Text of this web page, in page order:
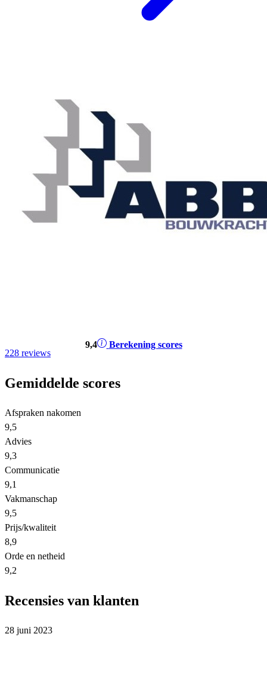
9,4
Berekening scores
228 reviews
Gemiddelde scores
Afspraken nakomen
9,5
Advies
9,3
Communicatie
9,1
Vakmanschap
9,5
Prijs/kwaliteit
8,9
Orde en netheid
9,2
Recensies van klanten
28 juni 2023